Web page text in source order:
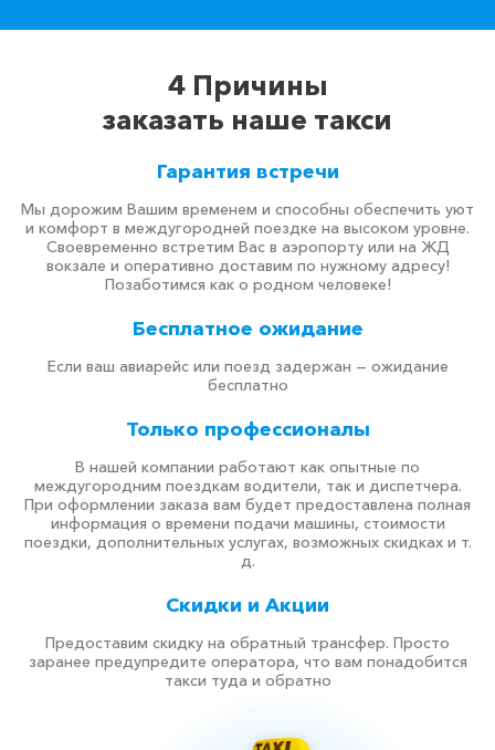
4 Причины
заказать наше такси
Гарантия встречи
Мы дорожим Вашим временем и способны обеспечить уют
и комфорт в междугородней поездке на высоком уровне.
Своевременно встретим Вас в аэропорту или на ЖД
вокзале и оперативно доставим по нужному адресу!
Позаботимся как о родном человеке!
Бесплатное ожидание
Если ваш авиарейс или поезд задержан — ожидание
бесплатно
Только профессионалы
В нашей компании работают как опытные по
междугородним поездкам водители, так и диспетчера.
При оформлении заказа вам будет предоставлена полная
информация о времени подачи машины, стоимости
поездки, дополнительных услугах, возможных скидках и т.
д.
Скидки и Акции
Предоставим скидку на обратный трансфер. Просто
заранее предупредите оператора, что вам понадобится
такси туда и обратно